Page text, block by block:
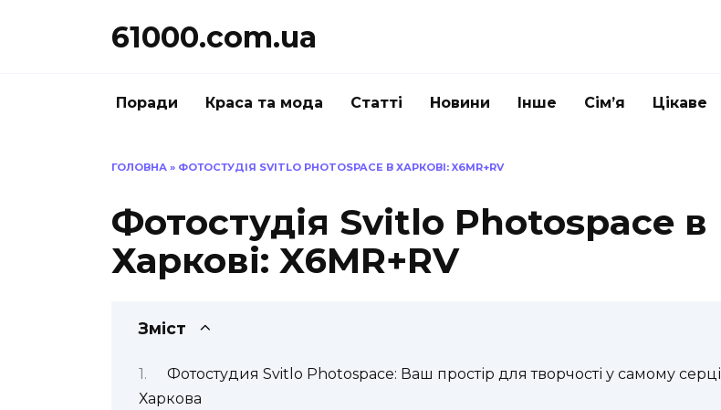
61000.com.ua
Поради Краса та мода Статті Новини Інше Сім’я Цікаве
ГОЛОВНА » ФОТОСТУДІЯ SVITLO PHOTOSPACE В ХАРКОВІ: X6MR+RV
Фотостудія Svitlo Photospace в
Харкові: X6MR+RV
Зміст
Фотостудия Svitlo Photospace: Ваш простір для творчості у самому серці
Харкова